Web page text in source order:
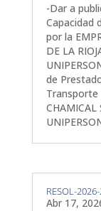
-Dar a
Capacidad
por la
DE LA
de
Transporte
CHAMICAL
RESOL-
Abr 17,